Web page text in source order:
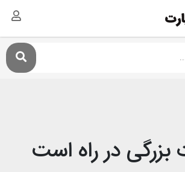
بزرگی در راه است